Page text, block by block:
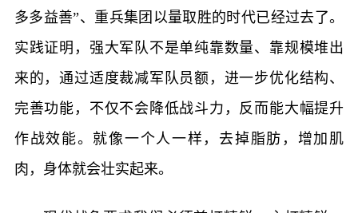
多多益善”、重兵集团以量取胜的时代已经过去了。
实践证明，强大军队不是单纯靠数量、靠规模堆出
来的，通过适度裁减军队员额，进一步优化结构、
完善功能，不仅不会降低战斗力，反而能大幅提升
作战效能。就像一个人一样，去掉脂肪，增加肌
肉，身体就会壮实起来。